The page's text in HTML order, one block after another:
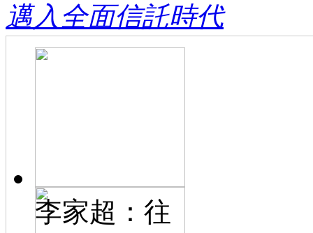
邁入全面信託時代
李家超：往